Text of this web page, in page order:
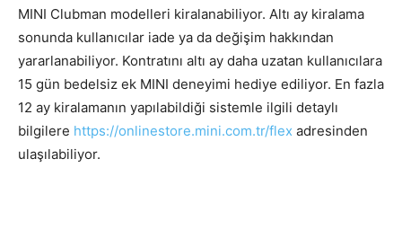
MINI Clubman modelleri kiralanabiliyor. Altı ay kiralama
sonunda kullanıcılar iade ya da değişim hakkından
yararlanabiliyor. Kontratını altı ay daha uzatan kullanıcılara
15 gün bedelsiz ek MINI deneyimi hediye ediliyor. En fazla
12 ay kiralamanın yapılabildiği sistemle ilgili detaylı
bilgilere https://onlinestore.mini.com.tr/flex adresinden
ulaşılabiliyor.